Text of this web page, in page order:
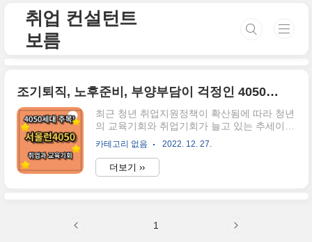
취업 컨설턴트
보름
조기퇴직, 노후준비, 부양부담이 걱정인 4050세대를 위한 서울런 4050을 여섯가지로 압축해서 알아보자
최근 청년 취업지원정책이 확산됨에 따라 청년
의 교육기회와 취업기회가 늘고 있는 추세이긴
하지만, 여전히 실업률은 그대로인 것이 안타
까운 현실인데요. 그런데 더 큰 문제점이 생기
고 있다는 사실, 다들 알고 계신가요? 그 문제
는 노인일자리, 중장년일자리도 청년일자리만
런 4050"에 대한 정책을 소개하겠습니다. 서울
카테고리 없음 2022. 12. 27.
더보기 ››
1